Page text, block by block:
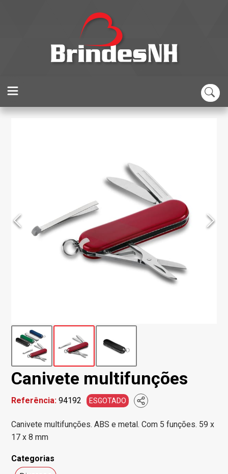
Canivete multifunções
Referência:94192 ESGOTADO
Canivete multifunções. ABS e metal. Com 5 funções. 59 x
17 x 8 mm
Categorias